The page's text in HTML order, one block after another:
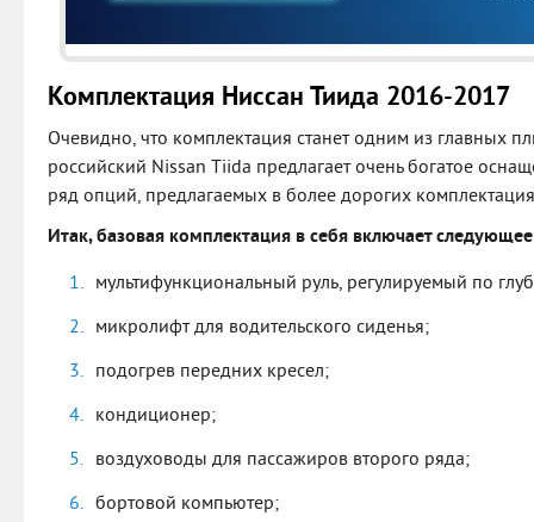
Комплектация Ниссан Тиида 2016-2017
Очевидно, что комплектация станет одним из главных
российский Nissan Tiida предлагает очень богатое
ряд опций, предлагаемых в более дорогих
Итак, базовая комплектация в себя включает
мультифункциональный руль, регулируемый по
микролифт для водительского сиденья;
подогрев передних кресел;
кондиционер;
воздуховоды для пассажиров второго ряда;
бортовой компьютер;